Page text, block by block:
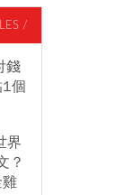
/
錢
個
界
？